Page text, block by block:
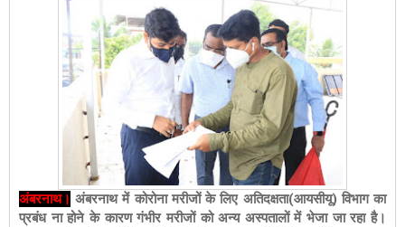
अंबरनाथ। अंबरनाथ में कोरोना मरीजों के लिए अतिदक्षता(आयसीयू) विभाग का
प्रबंध ना होने के कारण गंभीर मरीजों को अन्य अस्पतालों में भेजा जा रहा है।